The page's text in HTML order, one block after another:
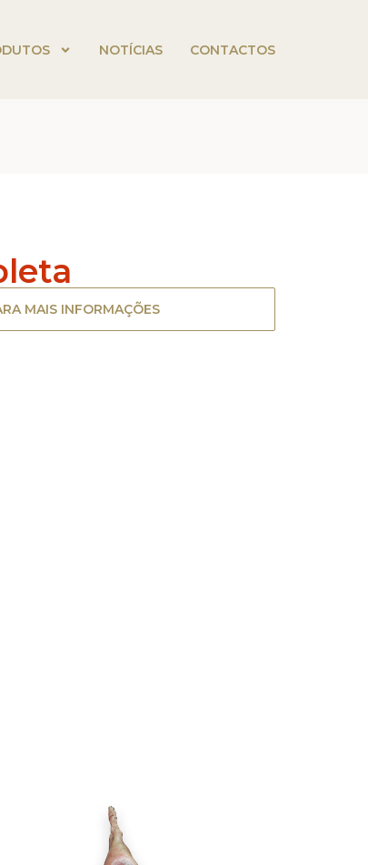
NOTÍCIAS CONTACTOS
MAIS INFORMAÇÕES